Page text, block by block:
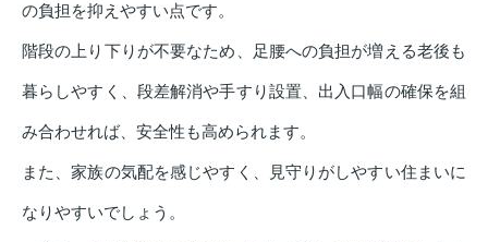
の負担を抑えやすい点です。
階段の上り下りが不要なため、足腰への負担が増える老後も
暮らしやすく、段差解消や手すり設置、出入口幅の確保を組
み合わせれば、安全性も高められます。
また、家族の気配を感じやすく、見守りがしやすい住まいに
なりやすいでしょう。